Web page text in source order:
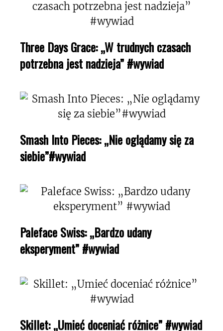
Three Days Grace: „W trudnych czasach
potrzebna jest nadzieja” #wywiad
Smash Into Pieces: „Nie oglądamy się za
siebie”#wywiad
Paleface Swiss: „Bardzo udany
eksperyment” #wywiad
Skillet: „Umieć doceniać różnice” #wywiad